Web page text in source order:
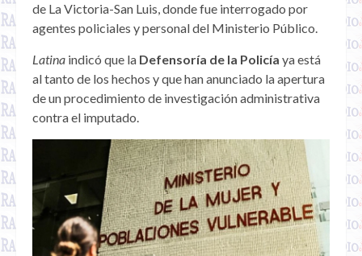
de La Victoria-San Luis, donde fue interrogado por
agentes policiales y personal del Ministerio Público.
Latina indicó que la Defensoría de la Policía ya está
al tanto de los hechos y que han anunciado la apertura
de un procedimiento de investigación administrativa
contra el imputado.